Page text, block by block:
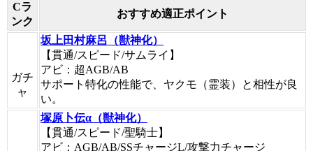
Cラ
ンク
おすすめ適正ポイント
ガチ
ャ
坂上田村麻呂（獣神化）
【貫通/スピード/サムライ】
アビ：超AGB/AB
サポート特化の性能で、ヤクモ（霊装）と相性が良
い。
塚原卜伝α（獣神化）
【貫通/スピード/聖騎士】
アビ：AGB/AB/SSチャージL/攻撃力チャージ